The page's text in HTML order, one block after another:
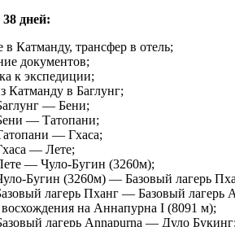
дней:
Катманду, трансфер в отель;
документов;
к экспедиции;
Катманду в Баглунг;
— Бени;
— Татопани;
— Гхаса;
— Лете;
— Чуло-Бугин (3260м);
Бугин (3260м) — Базовый лагерь
лагерь Пханг — Базовый лагерь
на Аннапурна I (8091 м);
лагерь Annapurna — Дуло Букинг;